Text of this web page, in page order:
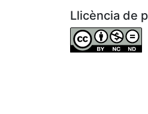
Llicència de